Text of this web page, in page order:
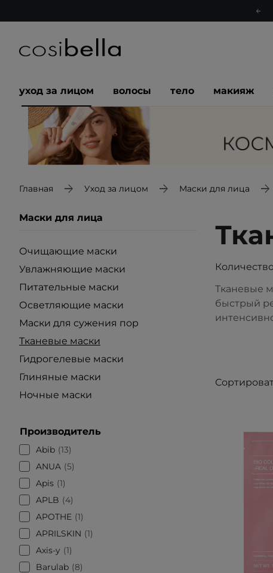
уход за лицом волосы тело макияж
Главная Уход за лицом Маски для лица
Маски для лица
Очищающие маски
Увлажняющие маски
Питательные маски
Осветляющие маски
Маски для сужения пор
Тканевые маски
Гидрогелевые маски
Глиняные маски
Ночные маски
Производитель
Abib 13
ANUA 5
Apis 1
APLB
4
APOTHE 1
APRILSKIN
1
Axis-y
1
Barulab 8
Тканевые
быстрый